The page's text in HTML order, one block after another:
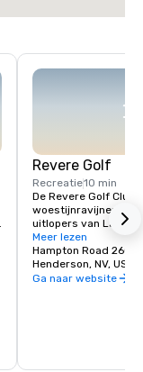
Revere Golf
Recreatie10 min
De Revere Golf
woestijnravijnen en
uitlopers van Las
eindeloze,
de skyline van Las
daarachter, en de
indeling van
Meer lezen
Hampton Road 2600
Henderson, NV, US
Ga naar website